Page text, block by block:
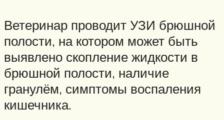
Ветеринар проводит УЗИ брюшной
полости, на котором может быть
выявлено скопление жидкости в
брюшной полости, наличие
гранулём, симптомы воспаления
кишечника.